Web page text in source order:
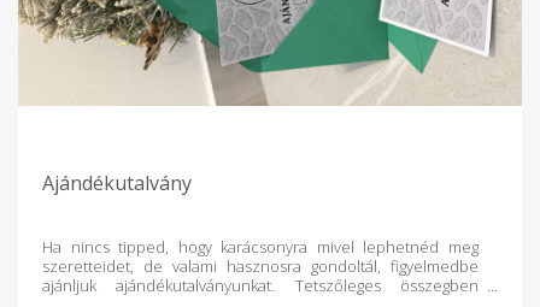
Ajándékutalvány
Ha nincs tipped, hogy karácsonyra mivel lephetnéd meg
szeretteidet, de valami hasznosra gondoltál, figyelmedbe
ajánljuk ajándékutalványunkat. Tetszőleges összegben